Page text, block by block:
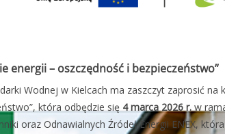
energii – oszczędność i bezpieczeństwo”
Wodnej w Kielcach ma zaszczyt zaprosić na
która odbędzie się 4 marca 2026 r.w
oraz Odnawialnych Źródeł Energii ENEX,